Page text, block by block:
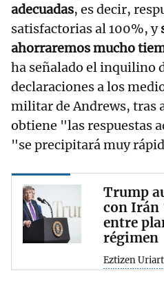
adecuadas, es decir,
satisfactorias al 100%, y
ahorraremos mucho
ha señalado el inquilino
declaraciones a los
militar de Andrews, tras
obtiene "las respuestas
"se precipitará muy
Trump
con Irán
entre
régimen
Eztizen